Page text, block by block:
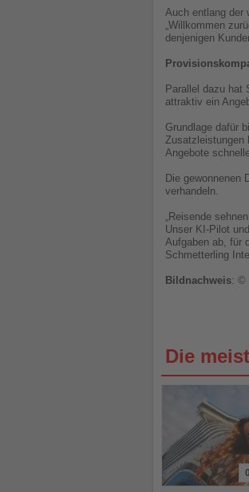
Auch entlang der
„Willkommen
denjenigen
Parallel dazu hat
attraktiv ein
Grundlage dafür
Zusatzleistungen
Angebote
Die gewonnenen
verhandeln.
„Reisende
Unser KI-Pilot
Aufgaben ab, für
Schmetterling
Bildnachweis: ©
Die